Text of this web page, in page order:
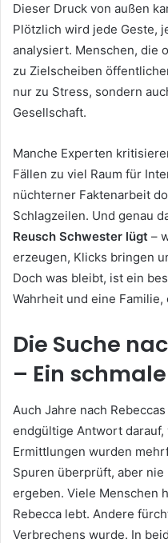
Dieser Druck von außen
Plötzlich wird jede Geste,
analysiert. Menschen, die
zu Zielscheiben
nur zu Stress, sondern
Gesellschaft.
Manche Experten
Fällen zu viel Raum für
nüchterner Faktenarbeit
Schlagzeilen. Und genau
Reusch Schwester lügt –
erzeugen, Klicks bringen
Doch was bleibt, ist ein
Wahrheit und eine
Die Suche
– Ein
Auch Jahre nach
endgültige Antwort
Ermittlungen wurden
Spuren überprüft, aber
ergeben. Viele Menschen
Rebecca lebt. Andere
Verbrechens wurde. In